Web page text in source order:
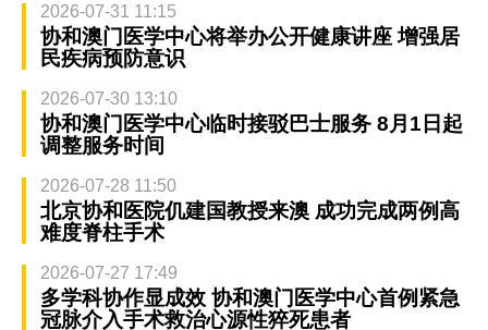
2026-07-31 11:15
协和澳门医学中心将举办公开健康讲座 增强居
民疾病预防意识
2026-07-30 13:10
协和澳门医学中心临时接驳巴士服务 8月1日起
调整服务时间
2026-07-28 11:50
北京协和医院仉建国教授来澳 成功完成两例高
难度脊柱手术
2026-07-27 17:49
多学科协作显成效 协和澳门医学中心首例紧急
冠脉介入手术救治心源性猝死患者